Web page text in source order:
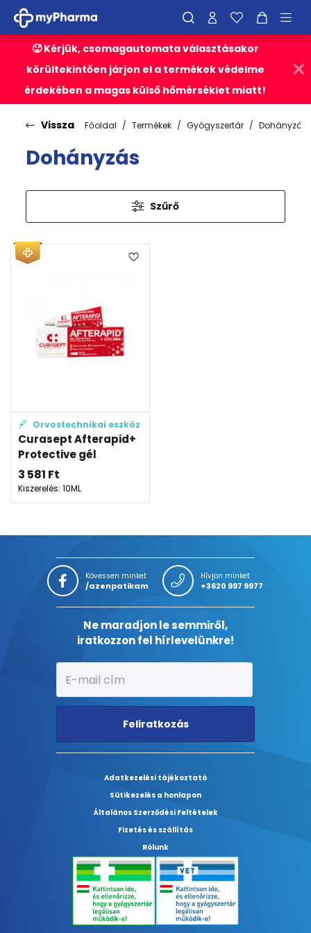
🥵 Kérjük, csomagautomata választásakor
körültekintően járjon el a termékek védelme
érdekében a magas külső hőmérséklet miatt!
Vissza Főoldal Termékek Gyógyszertár Dohányzás
Dohányzás
Szűrő
Orvostechnikai eszköz
Curasept Afterapid+
Protective gél
3 581 Ft
Kiszerelés: 10ML
Kövessen minket
/azenpatikam
Hívjon minket
+3620 997 9977
Ne maradjon le semmiről,
iratkozzon fel hírlevelünkre!
Feliratkozás
Adatkezelési tájékoztató
Sütikezelés a honlapon
Általános Szerződési Feltételek
Fizetés és szállítás
Rólunk